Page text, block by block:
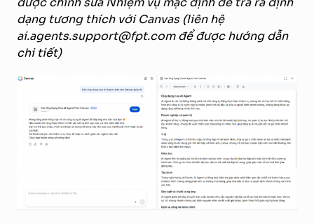
dạng tương thích với Canvas (liên hệ
ai.agents.support@fpt.com để được hướng dẫn
chi tiết)